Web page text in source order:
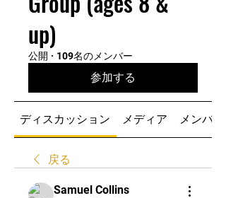
up)
公開 · 109名のメンバー
参加する
ディスカッション メディア メンバー
戻る
Samuel Collins